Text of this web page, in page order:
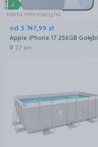
Karta informacyjna
od 3 747,99 zł
Apple iPhone 17 256GB Gołębi
27 km